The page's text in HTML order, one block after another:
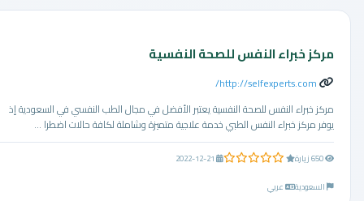
مركز خبراء النفس للصحة النفسية
http://selfexperts.com/
مركز خبراء النفس للصحة النفسية يعتبر الأفضل في مجال الطب النفسي في السعودية إذ
يوفر مركز خبراء النفس الطبي خدمة علاجية متميزة وشاملة لكافة حالات اضطرا ...
0.0 من 5 نجوم
2022-12-21
السعودية
عربي